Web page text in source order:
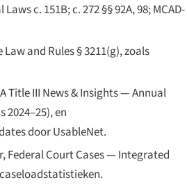
c. 151B; c. 272 §§ 92A, 98; MCAD-
and Rules § 3211(g), zoals
Title III News & Insights — Annual
2024–25), en
door UsableNet.
Federal Court Cases — Integrated